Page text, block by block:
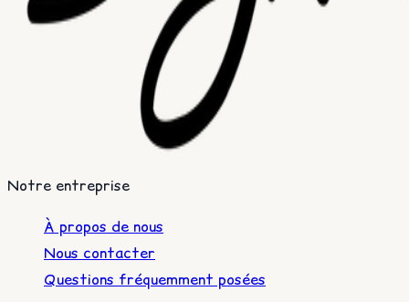
Notre entreprise
À propos de nous
Nous contacter
Questions fréquemment posées